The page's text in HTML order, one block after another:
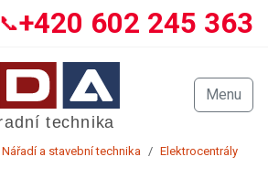
📞+420 602 245 363
Menu
Nářadí a stavební technika
Elektrocentrály